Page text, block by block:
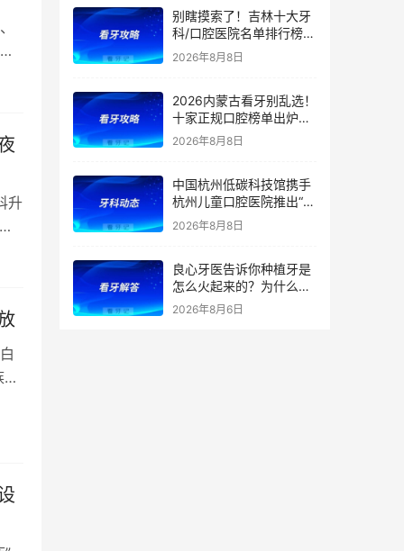
升
别瞎摸索了！吉林十大牙
科/口腔医院名单排行榜！
（多家公立私立医院上
榜）！含2026年【最新
面/种植牙价格表！
2026年8月8日
2026内蒙古看牙别乱选！
十家正规口腔榜单出炉：
公立/私立全覆盖，官方支
矫正、种植牙价格
2026年8月8日
中国杭州低碳科技馆携手
杭州儿童口腔医院推出“我
是小小牙医”职业体验课
2026年8月8日
良心牙医告诉你种植牙是
怎么火起来的？为什么替
代了假牙？
2026年8月6日